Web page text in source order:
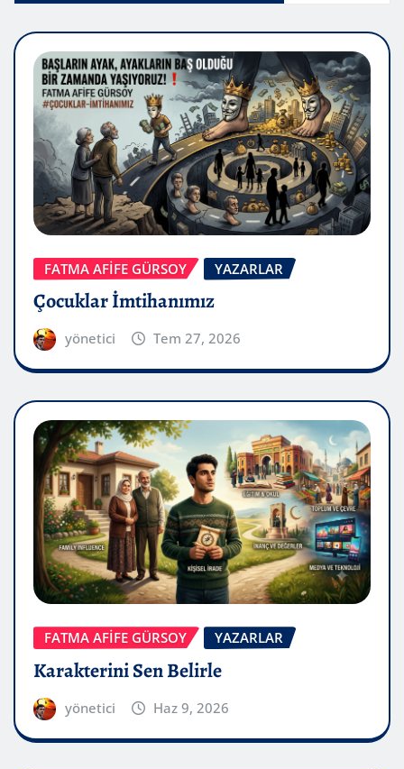
FATMA AFİFE GÜRSOY YAZARLAR
Çocuklar İmtihanımız
yönetici Tem 27, 2026
FATMA AFİFE GÜRSOY YAZARLAR
Karakterini Sen Belirle
yönetici Haz 9, 2026